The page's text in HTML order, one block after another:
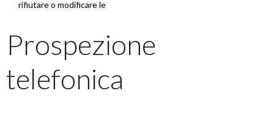
rifiutare o modificare le
Prospezione
telefonica